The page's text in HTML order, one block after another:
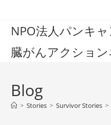
contentNPO法人パンキ
臓がんアクショ
Blog
> Stories > Survivor Stories >